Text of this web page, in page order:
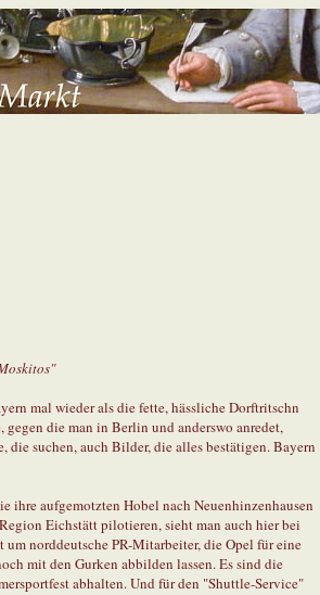
mal wieder als die fette, hässliche Dorftritschn
die man in Berlin und anderswo anredet,
suchen, auch Bilder, die alles bestätigen. Bayern
ihre aufgemotzten Hobel nach Neuenhinzenhausen
Eichstätt pilotieren, sieht man auch hier bei
norddeutsche PR-Mitarbeiter, die Opel für eine
mit den Gurken abbilden lassen. Es sind die
abhalten. Und für den "Shuttle-Service"